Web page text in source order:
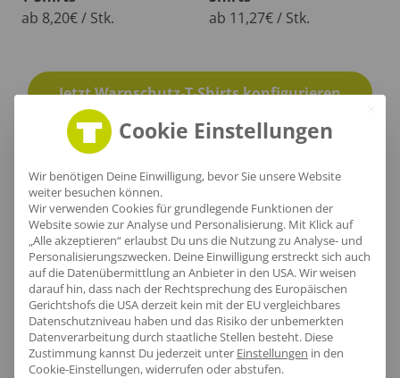
ab 8,20€ / Stk.
ab 11,27€ / Stk.
Jetzt Warnschutz-T-Shirts konfigurieren
Kundenprojekte
Cookie Einstellungen
Wir benötigen Deine Einwilligung, bevor Sie unsere Website
weiter besuchen können.
Wir verwenden Cookies für grundlegende Funktionen der
Website sowie zur Analyse und Personalisierung. Mit Klick auf
„Alle akzeptieren“ erlaubst Du uns die Nutzung zu Analyse- und
Personalisierungszwecken. Deine Einwilligung erstreckt sich auch
auf die Datenübermittlung an Anbieter in den USA. Wir weisen
darauf hin, dass nach der Rechtsprechung des Europäischen
Gerichtshofs die USA derzeit kein mit der EU vergleichbares
Datenschutzniveau haben und das Risiko der unbemerkten
Datenverarbeitung durch staatliche Stellen besteht. Diese
Zustimmung kannst Du jederzeit unter Einstellungen in den
Cookie-Einstellungen, widerrufen oder abstufen.